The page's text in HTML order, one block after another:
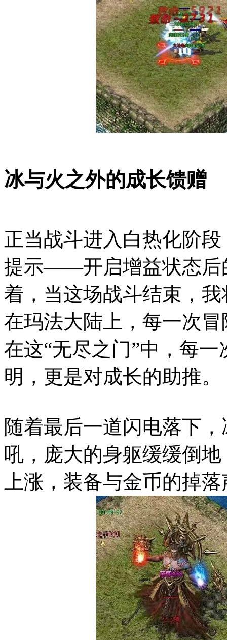
冰与火之外的成长馈赠
正当战斗进入白热化阶
提示——开启增益状态后
着，当这场战斗结束，
在玛法大陆上，每一次
在这“无尽之门”中，每
明，更是对成长的助推。
随着最后一道闪电落下
吼，庞大的身躯缓缓倒
上涨，装备与金币的掉